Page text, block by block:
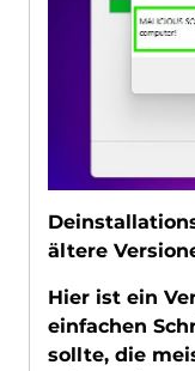
ältere
Hier ist ein
einfachen
sollte, die